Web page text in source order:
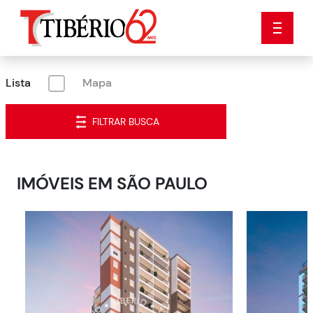
Lista Mapa
FILTRAR BUSCA
IMÓVEIS EM SÃO PAULO